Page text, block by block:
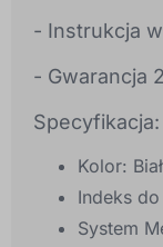
- Instrukcja
- Gwarancja
Specyfikacja:
Kolor:
Indeks do
System